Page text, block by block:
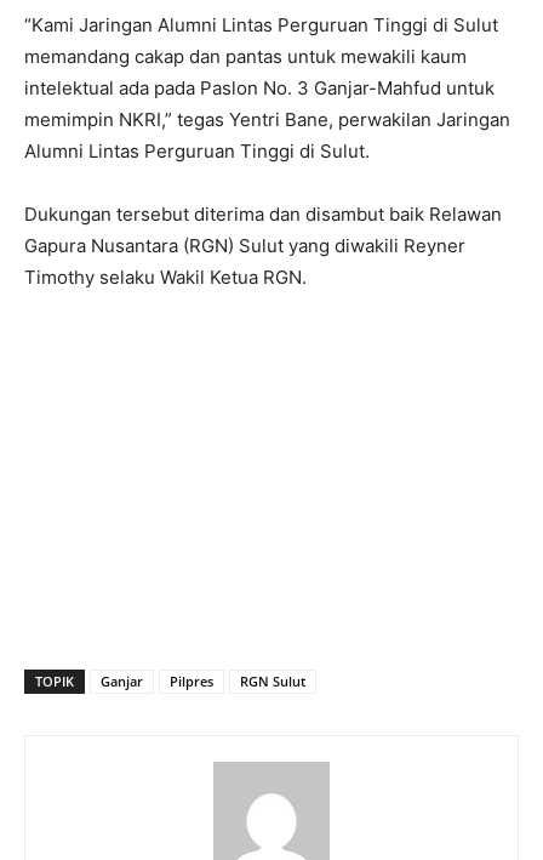
“Kami Jaringan Alumni Lintas Perguruan Tinggi di Sulut
memandang cakap dan pantas untuk mewakili kaum
intelektual ada pada Paslon No. 3 Ganjar-Mahfud untuk
memimpin NKRI,” tegas Yentri Bane, perwakilan Jaringan
Alumni Lintas Perguruan Tinggi di Sulut.
Dukungan tersebut diterima dan disambut baik Relawan
Gapura Nusantara (RGN) Sulut yang diwakili Reyner
Timothy selaku Wakil Ketua RGN.
TOPIK Ganjar Pilpres RGN Sulut